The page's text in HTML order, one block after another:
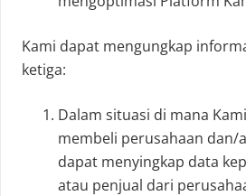
Kami dapat mengungkap
ketiga:
Dalam situasi di mana
membeli perusahaan dan/
dapat menyingkap data
atau penjual dari